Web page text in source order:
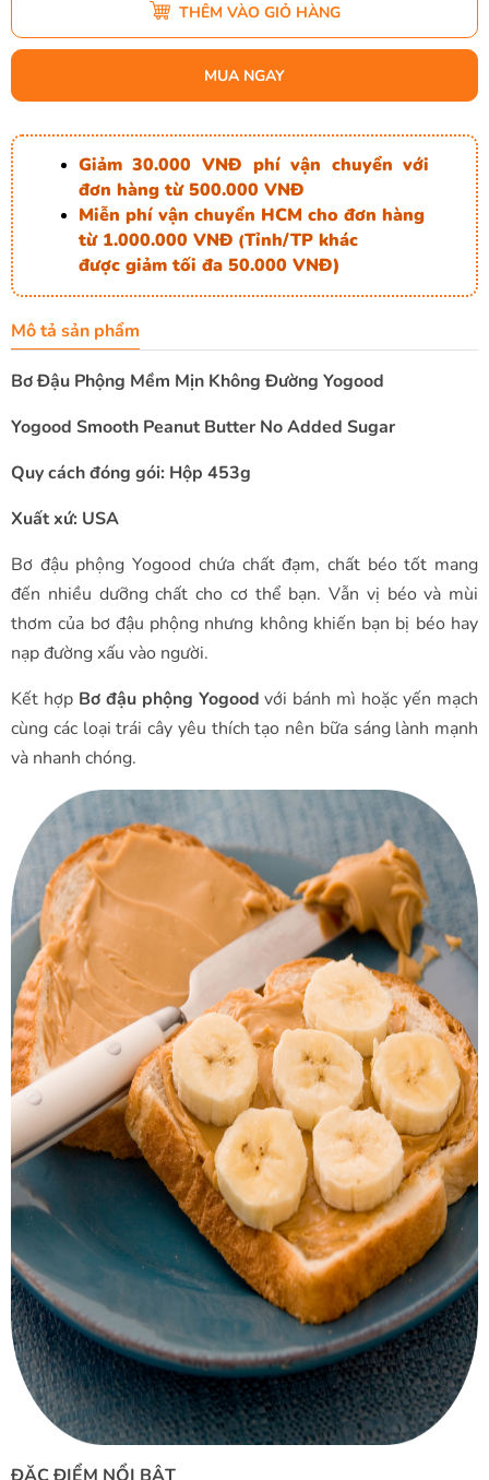
THÊM VÀO GIỎ HÀNG
MUA NGAY
Giảm 30.000 VNĐ phí vận chuyển với
đơn hàng từ 500.000 VNĐ
Miễn phí vận chuyển HCM cho đơn hàng
từ 1.000.000 VNĐ (Tỉnh/TP khác
được giảm tối đa 50.000 VNĐ)
Mô tả sản phẩm
Bơ Đậu Phộng Mềm Mịn Không Đường Yogood
Yogood Smooth Peanut Butter No Added Sugar
Quy cách đóng gói: Hộp 453g
Xuất xứ: USA
Bơ đậu phộng Yogood chứa chất đạm, chất béo tốt mang
đến nhiều dưỡng chất cho cơ thể bạn. Vẫn vị béo và mùi
thơm của bơ đậu phộng nhưng không khiến bạn bị béo hay
nạp đường xấu vào người.
Kết hợp Bơ đậu phộng Yogood với bánh mì hoặc yến mạch
cùng các loại trái cây yêu thích tạo nên bữa sáng lành mạnh
và nhanh chóng.